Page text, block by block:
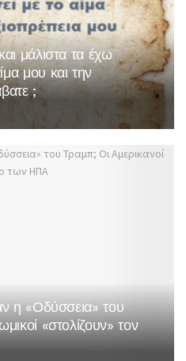
μάλιστα τα έχω
μου και την
;
η «Οδύσσεια» του
«στολίζουν» τον